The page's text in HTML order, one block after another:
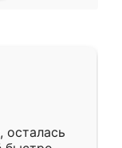
осталась